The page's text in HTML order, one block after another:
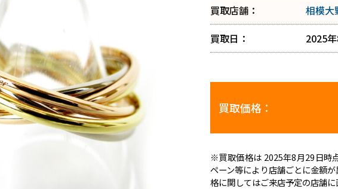
買取店舗：
相模大
買取日：
2025
買取価格：
※買取価格は 2025年8月29日時
ペーン等により店舗ごとに金額
格に関してはご来店予定の店舗に